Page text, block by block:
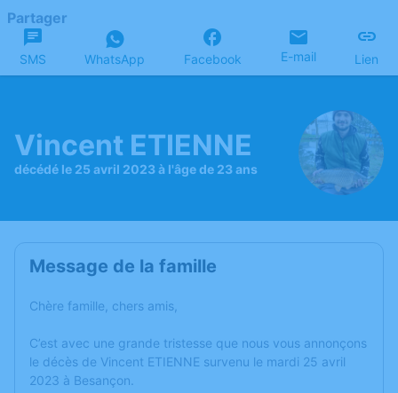
Partager
SMS WhatsApp Facebook E-mail Lien
Vincent ETIENNE
décédé le 25 avril 2023 à l'âge de 23 ans
Message de la famille
Chère famille, chers amis,
C’est avec une grande tristesse que nous vous annonçons
le décès de Vincent ETIENNE survenu le mardi 25 avril
2023 à Besançon.